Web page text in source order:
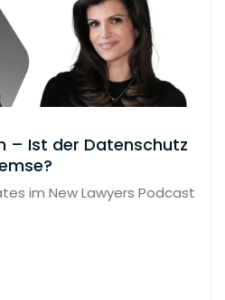
– Ist der Datenschutz
im New Lawyers Podcast